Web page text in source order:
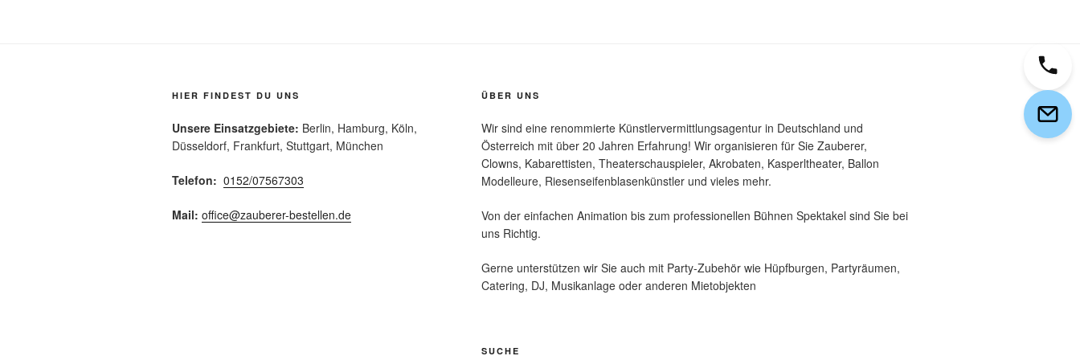
HIER FINDEST DU UNS
Unsere Einsatzgebiete: Berlin, Hamburg, Köln,
Düsseldorf, Frankfurt, Stuttgart, München
Telefon: 0152/07567303
Mail: office@zauberer-bestellen.de
ÜBER UNS
Wir sind eine renommierte Künstlervermittlungsagentur in Deutschland und
Österreich mit über 20 Jahren Erfahrung! Wir organisieren für Sie Zauberer,
Clowns, Kabarettisten, Theaterschauspieler, Akrobaten, Kasperltheater, Ballon
Modelleure, Riesenseifenblasenkünstler und vieles mehr.
Von der einfachen Animation bis zum professionellen Bühnen Spektakel sind Sie bei
uns Richtig.
Gerne unterstützen wir Sie auch mit Party-Zubehör wie Hüpfburgen, Partyräumen,
Catering, DJ, Musikanlage oder anderen Mietobjekten
SUCHE